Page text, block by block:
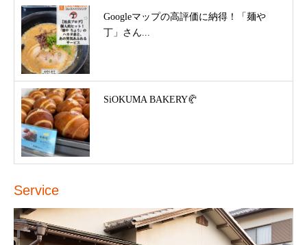
Googleマップの高評価に納得！「麺や
丁」さん...
SiOKUMA BAKERY🥐
Service